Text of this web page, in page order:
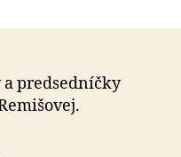
o
zvrchovanosti
Slovenskej
predsedníčky